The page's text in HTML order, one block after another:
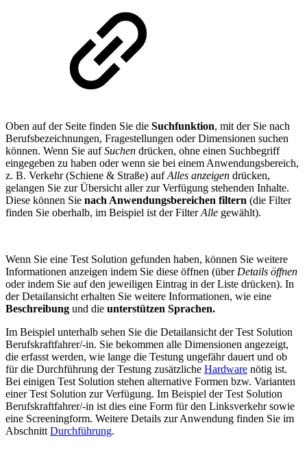
Oben auf der Seite finden Sie die Suchfunktion, mit der Sie nach
Berufsbezeichnungen, Fragestellungen oder Dimensionen suchen
können. Wenn Sie aufSuchen drücken, ohne einen Suchbegriff
eingegeben zu haben oder wenn sie bei einem Anwendungsbereich,
z. B. Verkehr (Schiene & Straße) aufAlles anzeigen drücken,
gelangen Sie zur Übersicht aller zur Verfügung stehenden Inhalte.
Diese können Sie nach Anwendungsbereichen filtern (die Filter
finden Sie oberhalb, im Beispiel ist der FilterAlle gewählt).
Wenn Sie eine Test Solution gefunden haben, können Sie weitere
Informationen anzeigen indem Sie diese öffnen (über Details öffnen
oder indem Sie auf den jeweiligen Eintrag in der Liste drücken). In
der Detailansicht erhalten Sie weitere Informationen, wie eine
Beschreibung und die unterstützen Sprachen.
Im Beispiel unterhalb sehen Sie die Detailansicht der Test Solution
Berufskraftfahrer/-in. Sie bekommen alle Dimensionen angezeigt,
die erfasst werden, wie lange die Testung ungefähr dauert und ob
für die Durchführung der Testung zusätzliche Hardware nötig ist.
Bei einigen Test Solution stehen alternative Formen bzw. Varianten
einer Test Solution zur Verfügung. Im Beispiel der Test Solution
Berufskraftfahrer/-in ist dies eine Form für den Linksverkehr sowie
eine Screeningform. Weitere Details zur Anwendung finden Sie im
Abschnitt Durchführung.